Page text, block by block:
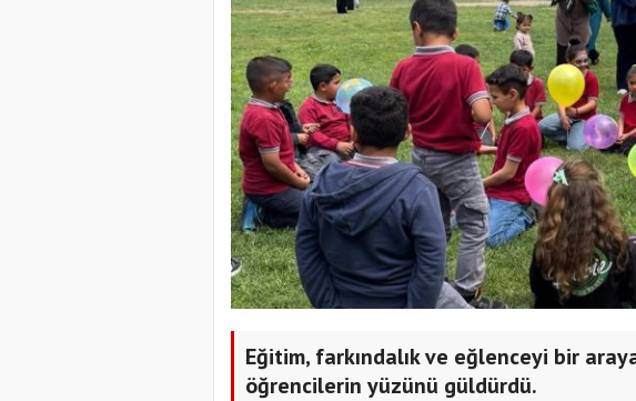
Eğitim, farkındalık ve eğlenceyi bir
öğrencilerin yüzünü güldürdü.